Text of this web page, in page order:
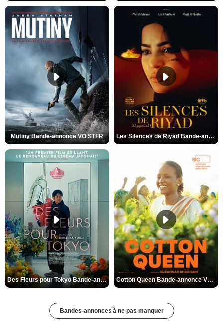
Mutiny Bande-annonce VO STFR Les Silences de Riyad Bande-annonce VO STFR
Des Fleurs pour Tokyo Bande-annonce VO STFR Cotton Queen Bande-annonce VO STFR
Bandes-annonces à ne pas manquer